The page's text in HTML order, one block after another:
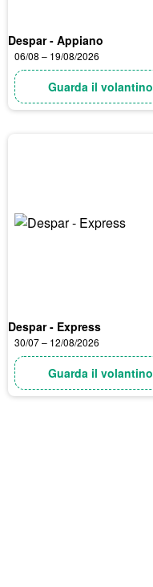
Despar - Appiano
06/08 – 19/08/2026
Guarda il volantino
Despar - Express
30/07 – 12/08/2026
Guarda il volantino